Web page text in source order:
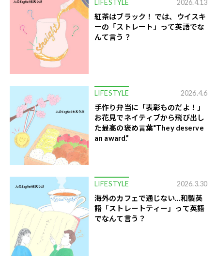
LIFESTYLE 2026.4.13
紅茶はブラック！ では、ウイスキ
ーの「ストレート」って英語でな
んて言う？
LIFESTYLE 2026.4.6
手作り弁当に「表彰ものだよ！」
お花見でネイティブから飛び出し
た最高の褒め言葉“They deserve
an award.”
LIFESTYLE 2026.3.30
海外のカフェで通じない…和製英
語「ストレートティー」って英語
でなんて言う？